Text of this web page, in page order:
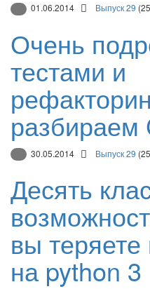
01.06.2014 Выпуск 29
Очень
тестами и
30.05.2014 Выпуск 29
Десять
вы
на python 3